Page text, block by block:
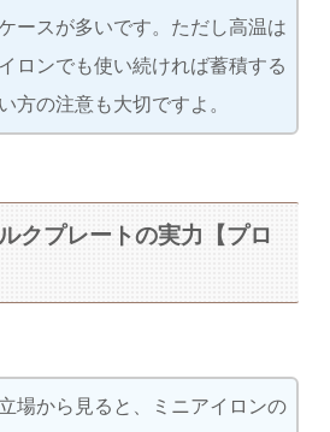
ースが多いです。ただし高温は
ロンでも使い続ければ蓄積する
方の注意も大切ですよ。
クプレートの実力【プロ
場から見ると、ミニアイロンの